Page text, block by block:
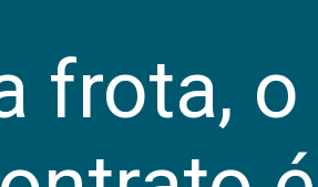
frota,